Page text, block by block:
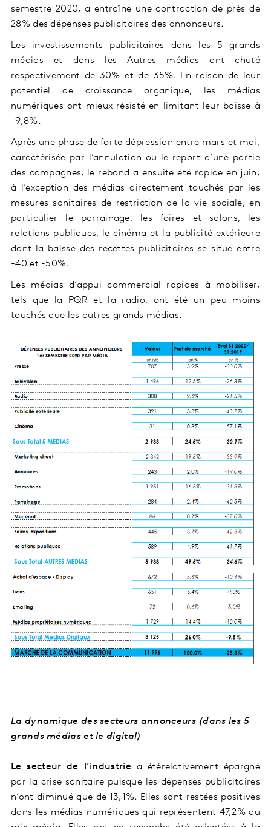
semestre 2020, a entraîné une contraction de près de
28% des dépenses publicitaires des annonceurs.
Les investissements publicitaires dans les 5 grands
médias et dans les Autres médias ont chuté
respectivement de 30% et de 35%. En raison de leur
potentiel de croissance organique, les médias
numériques ont mieux résisté en limitant leur baisse à
-9,8%.
Après une phase de forte dépression entre mars et mai,
caractérisée par l’annulation ou le report d’une partie
des campagnes, le rebond a ensuite été rapide en juin,
à l’exception des médias directement touchés par les
mesures sanitaires de restriction de la vie sociale, en
particulier le parrainage, les foires et salons, les
relations publiques, le cinéma et la publicité extérieure
dont la baisse des recettes publicitaires se situe entre
-40 et -50%.
Les médias d’appui commercial rapides à mobiliser,
tels que la PQR et la radio, ont été un peu moins
touchés que les autres grands médias.
La dynamique des secteurs annonceurs (dans les 5
grands médias et le digital)
Le secteur de l’industrie a étérelativement épargné
par la crise sanitaire puisque les dépenses publicitaires
n’ont diminué que de 13,1%. Elles sont restées positives
dans les médias numériques qui représentent 47,2% du